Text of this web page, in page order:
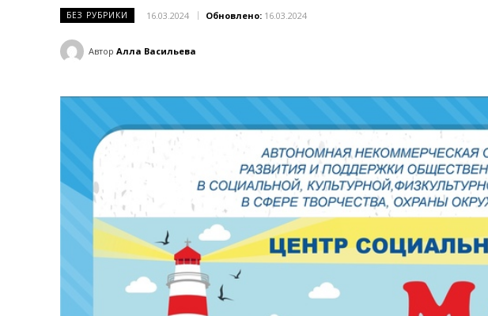
БЕЗ РУБРИКИ 16.03.2024 Обновлено: 16.03.2024
Автор Алла Васильева